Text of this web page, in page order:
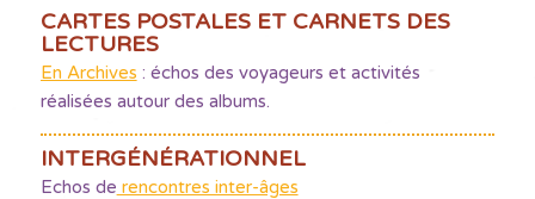
CARTES POSTALES ET CARNETS DES
LECTURES
En Archives : échos des voyageurs et activités
réalisées autour des albums.
INTERGÉNÉRATIONNEL
Echos de rencontres inter-âges